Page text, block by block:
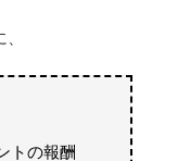
トの報酬